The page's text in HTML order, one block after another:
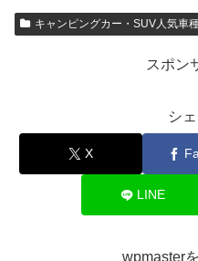
キャンピングカー・SUV人気車
スポン
シ
X
LINE
wpmaster